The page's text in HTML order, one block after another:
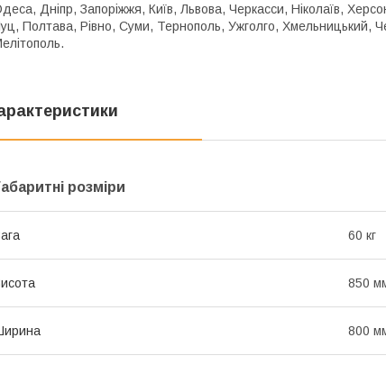
Дніпр, Запоріжжя, Київ, Львова, Черкасси, Ніколаїв,
Полтава, Рівно, Суми, Тернополь, Ужголго, Хмельницький,
розміри
60 кг
850
800